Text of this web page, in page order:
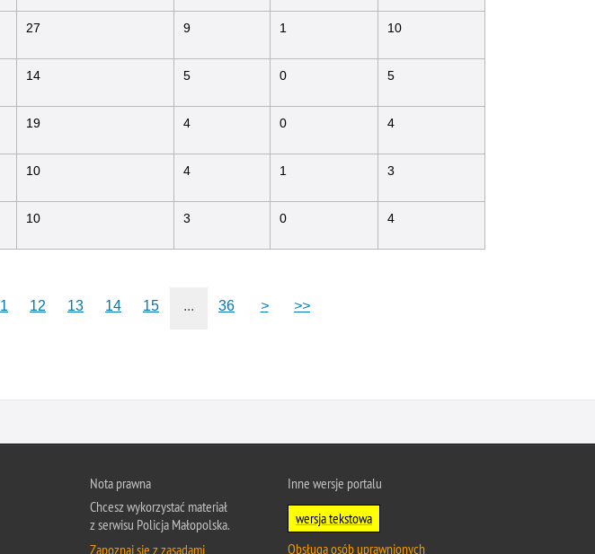
27 9 1 10
14 5 0 5
19 4 0 4
10 4 1 3
10 3 0 4
12 13 14 15 ... 36 > >>
Nota prawna
Chcesz wykorzystać materiał
z serwisu Policja Małopolska.
Zapoznaj się z zasadami
Inne wersje portalu
wersja tekstowa
Obsługa osób uprawnionych